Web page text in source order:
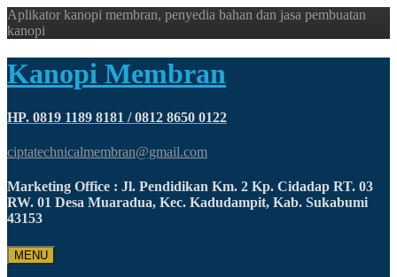
Aplikator kanopi membran, penyedia bahan dan jasa pembuatan
kanopi
Kanopi Membran
HP. 0819 1189 8181 / 0812 8650 0122
ciptatechnicalmembran@gmail.com
Marketing Office : Jl. Pendidikan Km. 2 Kp. Cidadap RT. 03
RW. 01 Desa Muaradua, Kec. Kadudampit, Kab. Sukabumi
43153
MENU